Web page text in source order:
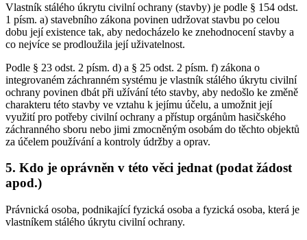
Vlastník stálého úkrytu civilní ochrany (stavby) je podle § 154 odst.
1 písm. a) stavebního zákona povinen udržovat stavbu po celou
dobu její existence tak, aby nedocházelo ke znehodnocení stavby a
co nejvíce se prodloužila její uživatelnost.
Podle § 23 odst. 2 písm. d) a § 25 odst. 2 písm. f) zákona o
integrovaném záchranném systému je vlastník stálého úkrytu civilní
ochrany povinen dbát při užívání této stavby, aby nedošlo ke změně
charakteru této stavby ve vztahu k jejímu účelu, a umožnit její
využití pro potřeby civilní ochrany a přístup orgánům hasičského
záchranného sboru nebo jimi zmocněným osobám do těchto objektů
za účelem používání a kontroly údržby a oprav.
5. Kdo je oprávněn v této věci jednat (podat žádost
apod.)
Právnická osoba, podnikající fyzická osoba a fyzická osoba, která je
vlastníkem stálého úkrytu civilní ochrany.